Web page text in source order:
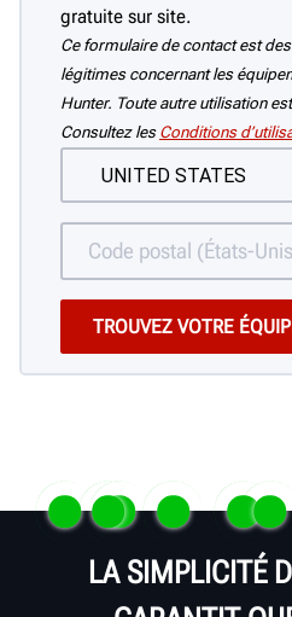
gratuite sur site.
Ce formulaire de contact est
légitimes concernant les
Hunter. Toute autre utilisation
Consultez les Conditions
LA SIMPLICITÉ